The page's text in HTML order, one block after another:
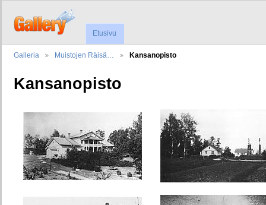
Etusivu
Galleria Muistojen Räisä… Kansanopisto
Kansanopisto